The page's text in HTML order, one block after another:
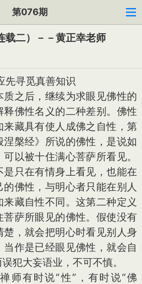
第076期
载二）－－黄正幸老师
先寻觅真善知识
之后，继续为求眼见佛性的
释佛性名义的二种差别。佛性
来藏具有使人成佛之自性，第
槃经》所说的佛性，是说如
以被十住满心菩萨所看见。
只在有情身上看见，也能在
佛性，与明心者只能在别人
藏自性不同。这第二种定义
菩萨所眼见的佛性。假使没有
，就会把明心时看见别人身
作是已经眼见佛性，就会自
犯大妄语业，不可不慎。
师有时说“性”，有时说“佛